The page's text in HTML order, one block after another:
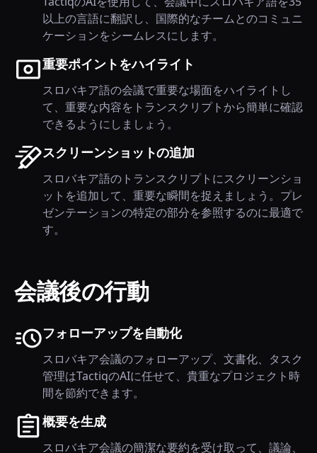
以上の言語に翻訳し、国際的なチームとのコミュニ
ケーションをシームレスにします。
重要ポイントをハイライト
スロバキア語の会議で重要な場面をハイライトし
て、重要な内容をトランスクリプトから簡単に確認
できるようにしましょう。
スクリーンショットの追加
スロバキア語のトランスクリプトにスクリーンショ
ットを追加して、重要な瞬間を捉えましょう。プレ
ゼンテーションの特定の部分を参照するのに最適で
す。
会議後の行動
フォローアップを自動化
スロバキア会議のフォローアップ、文書化、タスク
管理はTactiqのAIに任せて、貴重なプロジェクト時
間を節約できます。
概要を生成
スロバキア会議の簡潔な要約を受け取って、議論、